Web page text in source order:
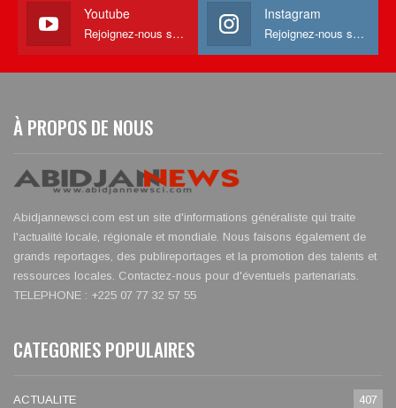
Youtube
Rejoignez-nous sur Youtube
Instagram
Rejoignez-nous sur Instagram
À PROPOS DE NOUS
Abidjannewsci.com est un site d'informations généraliste qui traite
l'actualité locale, régionale et mondiale. Nous faisons également de
grands reportages, des publireportages et la promotion des talents et
ressources locales. Contactez-nous pour d'éventuels partenariats.
TELEPHONE : +225 07 77 32 57 55
CATEGORIES POPULAIRES
ACTUALITE 407